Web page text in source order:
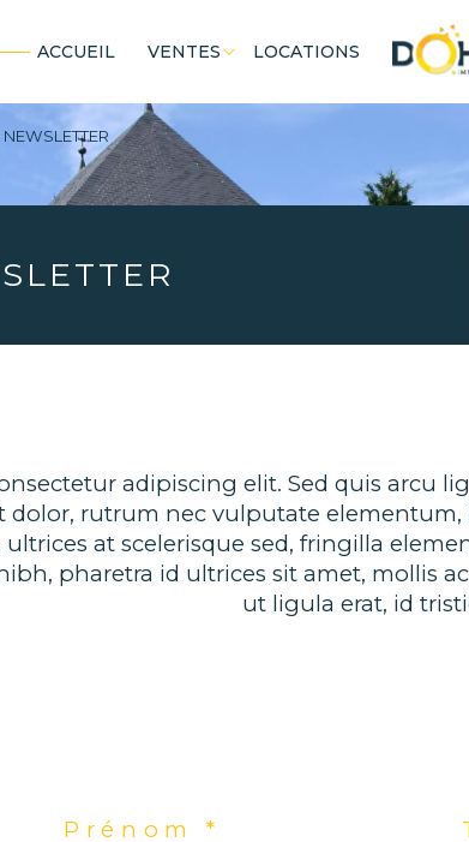
ACCUEIL VENTES
immo pro
LOCATIONS
Louer
de l'immo pro
Estimer
Voir les44
NEWSLETTER
adipiscing elit. Sed quis arcu
dolor, rutrum nec vulputate
at scelerisque sed, fringilla
pharetra id ultrices sit amet, mollis
ut ligula erat, id
Prénom *